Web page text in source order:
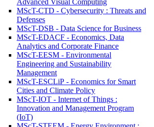
Advanced Visual Computing
MScT-CTD - Cybersecurity : Threats and
Defenses
MScT-DSB - Data Science for Business
MScT-EDACF - Economics, Data
Analytics and Corporate Finance
MScT-EESM - Environmental
Engineering and Sustainability
Management
MScT-ESCLiP - Economics for Smart
Cities and Climate Policy
MScT-IOT - Internet of Things :
Innovation and Management Program
(IoT)